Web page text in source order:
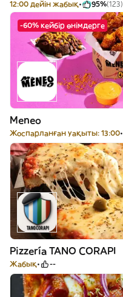
12:00 дейін жабық 95%(123)
-60% кейбір өнімдерге
Meneo
Жоспарланған уақыты: 13:00
Pizzería TANO CORAPI
Жабық --